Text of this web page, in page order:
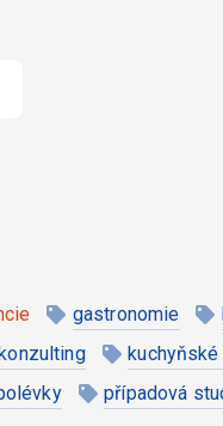
gastronomie
případová